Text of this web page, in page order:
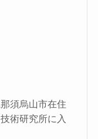
須烏山市在住
術研究所に入